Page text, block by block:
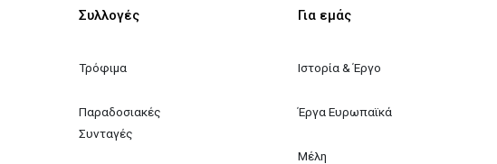
Συλλογές
Τρόφιμα
Παραδοσιακές
Συνταγές
Για εμάς
Ιστορία & Έργο
Έργα Ευρωπαϊκά
Μέλη